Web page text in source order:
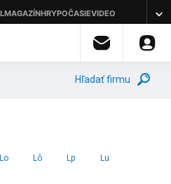
Hľadať firmu
Lo Lô Lp Lu